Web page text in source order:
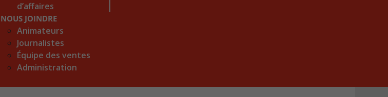
d’affaires
NOUS JOINDRE
Animateurs
Journalistes
Équipe des ventes
Administration